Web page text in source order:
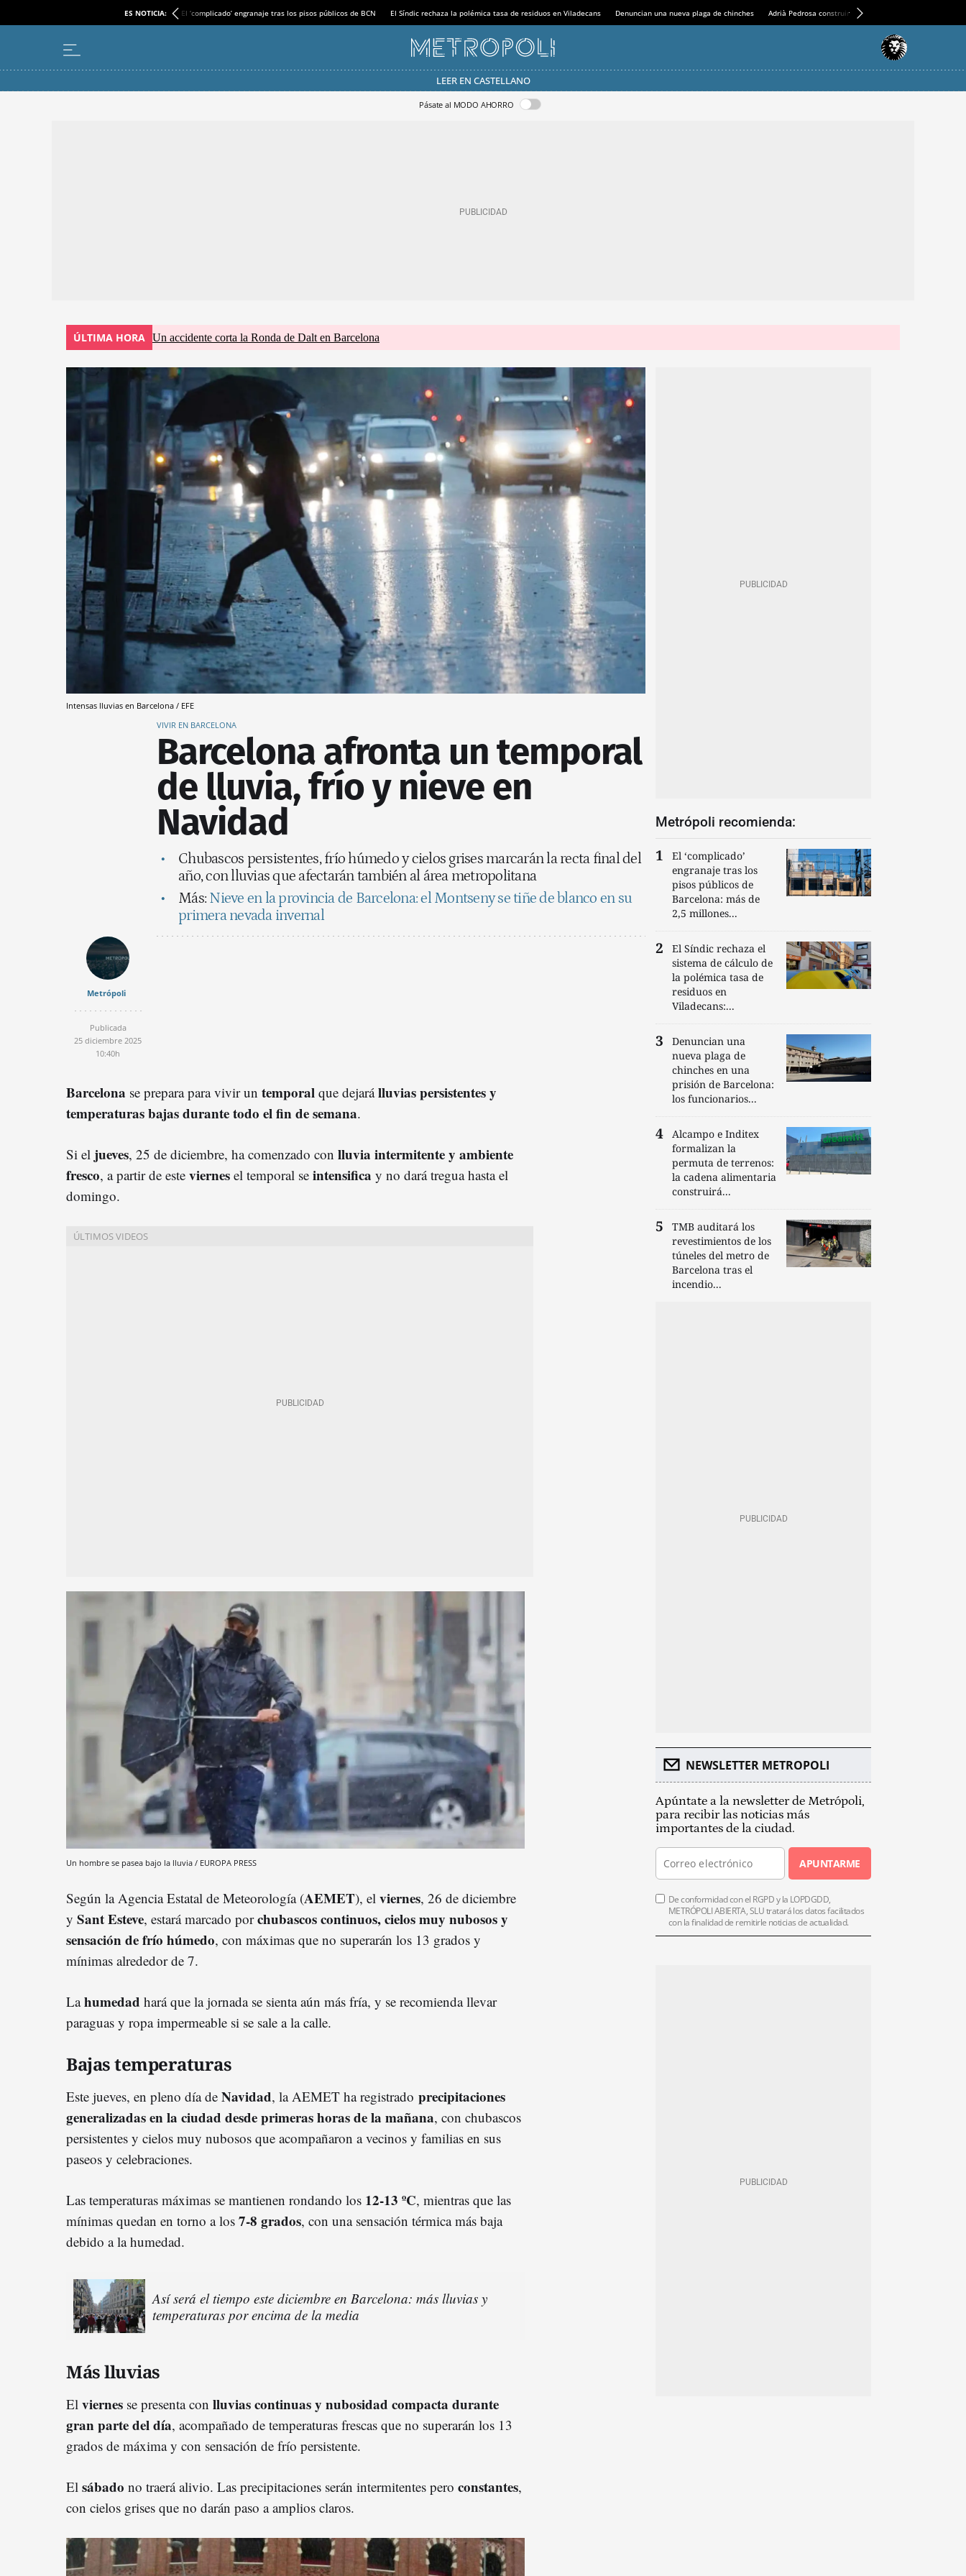
ES NOTICIA: El ‘complicado’ engranaje tras los pisos públicos de BCN El Síndic rechaza la polémica tasa de residuos en Viladecans Denuncian una nueva plaga de chinches Adrià Pedrosa construirá la nueva residencia en el
LEER EN CASTELLANO
Pásate al MODO AHORRO
ÚLTIMA HORA Un accidente corta la Ronda de Dalt en Barcelona
Intensas lluvias en Barcelona / EFE
VIVIR EN BARCELONA
Barcelona afronta un temporal
de lluvia, frío y nieve en
Navidad
Chubascos persistentes, frío húmedo y cielos grises marcarán la recta final del
año, con lluvias que afectarán también al área metropolitana
Más: Nieve en la provincia de Barcelona: el Montseny se tiñe de blanco en su
primera nevada invernal
Metrópoli
Publicada
25 diciembre 2025
10:40h
Barcelona se prepara para vivir un temporal que dejarálluvias persistentes y
temperaturas bajas durante todo el fin de semana.
Si el jueves, 25 de diciembre, ha comenzado con lluvia intermitente y ambiente
fresco, a partir de este viernes el temporal se intensifica y no dará tregua hasta el
domingo.
Un hombre se pasea bajo la lluvia / EUROPA PRESS
Según la Agencia Estatal de Meteorología (AEMET), el viernes, 26 de diciembre
y Sant Esteve, estará marcado porchubascos continuos, cielos muy nubosos y
sensación de frío húmedo, con máximas que no superarán los 13 grados y
mínimas alrededor de 7.
Lahumedad hará que la jornada se sienta aún más fría, y se recomienda llevar
paraguas y ropa impermeable si se sale a la calle.
Bajas temperaturas
Este jueves, en pleno día de Navidad, la AEMET ha registrado precipitaciones
generalizadas en la ciudad desde primeras horas de la mañana, con chubascos
persistentes y cielos muy nubosos que acompañaron a vecinos y familias en sus
paseos y celebraciones.
Las temperaturas máximas se mantienen rondando los 12‑13 ºC, mientras que las
mínimas quedan en torno a los 7‑8 grados, con una sensación térmica más baja
debido a la humedad.
Así será el tiempo este diciembre en Barcelona: más lluvias y
temperaturas por encima de la media
Más lluvias
El viernes se presenta con lluvias continuas y nubosidad compacta durante
gran parte del día, acompañado de temperaturas frescas que no superarán los 13
grados de máxima y con sensación de frío persistente.
El sábado no traerá alivio. Las precipitaciones serán intermitentes pero constantes,
con cielos grises que no darán paso a amplios claros.
Metrópoli recomienda:
El ‘complicado’
engranaje tras los
pisos públicos de
Barcelona: más de
2,5 millones...
El Síndic rechaza el
sistema de cálculo de
la polémica tasa de
residuos en
Viladecans:...
Denuncian una
nueva plaga de
chinches en una
prisión de Barcelona:
los funcionarios...
Alcampo e Inditex
formalizan la
permuta de terrenos:
la cadena alimentaria
construirá...
TMB auditará los
revestimientos de los
túneles del metro de
Barcelona tras el
incendio...
NEWSLETTER METROPOLI
Apúntate a la newsletter de Metrópoli,
para recibir las noticias más
importantes de la ciudad.
APUNTARME
De conformidad con el RGPD y la LOPDGDD,
METRÓPOLI ABIERTA, SLU tratará los datos facilitados
con la finalidad de remitirle noticias de actualidad.